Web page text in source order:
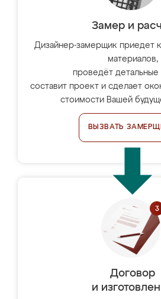
Замер и
Дизайнер-замерщик приедет
материалов,
проведёт детальные
составит проект и сделает
стоимости Вашей
ВЫЗВАТЬ
Договор
и